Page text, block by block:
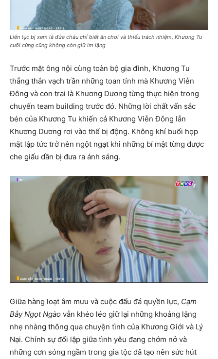
Liên tục bị xem là đứa cháu chỉ biết ăn chơi và thiếu trách nhiệm, Khương Tu
cuối cùng cũng không còn giữ im lặng
Trước mặt ông nội cùng toàn bộ gia đình, Khương Tu
thẳng thắn vạch trần những toan tính mà Khương Viễn
Đông và con trai là Khương Dương từng thực hiện trong
chuyến team building trước đó. Những lời chất vấn sắc
bén của Khương Tu khiến cả Khương Viễn Đông lẫn
Khương Dương rơi vào thế bị động. Không khí buổi họp
mặt lập tức trở nên ngột ngạt khi những bí mật từng được
che giấu dần bị đưa ra ánh sáng.
Giữa hàng loạt âm mưu và cuộc đấu đá quyền lực, Cạm
Bẫy Ngọt Ngào vẫn khéo léo giữ lại những khoảng lặng
nhẹ nhàng thông qua chuyện tình của Khương Giới và Lý
Nại. Chính sự đối lập giữa tình yêu đang chớm nở và
những cơn sóng ngầm trong gia tộc đã tạo nên sức hút